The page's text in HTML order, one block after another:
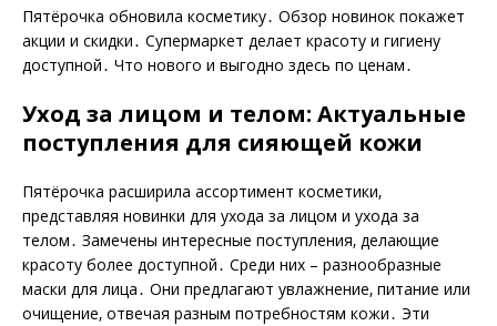
Пятёрочка обновила косметику․ Обзор новинок покажет
акции и скидки․ Супермаркет делает красоту и гигиену
доступной․ Что нового и выгодно здесь по ценам․
Уход за лицом и телом: Актуальные
поступления для сияющей кожи
Пятёрочка расширила ассортимент косметики‚
представляя новинки для ухода за лицом и ухода за
телом․ Замечены интересные поступления‚ делающие
красоту более доступной․ Среди них – разнообразные
маски для лица․ Они предлагают увлажнение‚ питание или
очищение‚ отвечая разным потребностям кожи․ Эти